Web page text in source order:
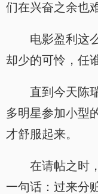
们在兴奋之余也
电影盈利这
却少的可怜，任
直到今天陈
多明星参加小型
才舒服起来。
在请帖之时
一句话：过来分